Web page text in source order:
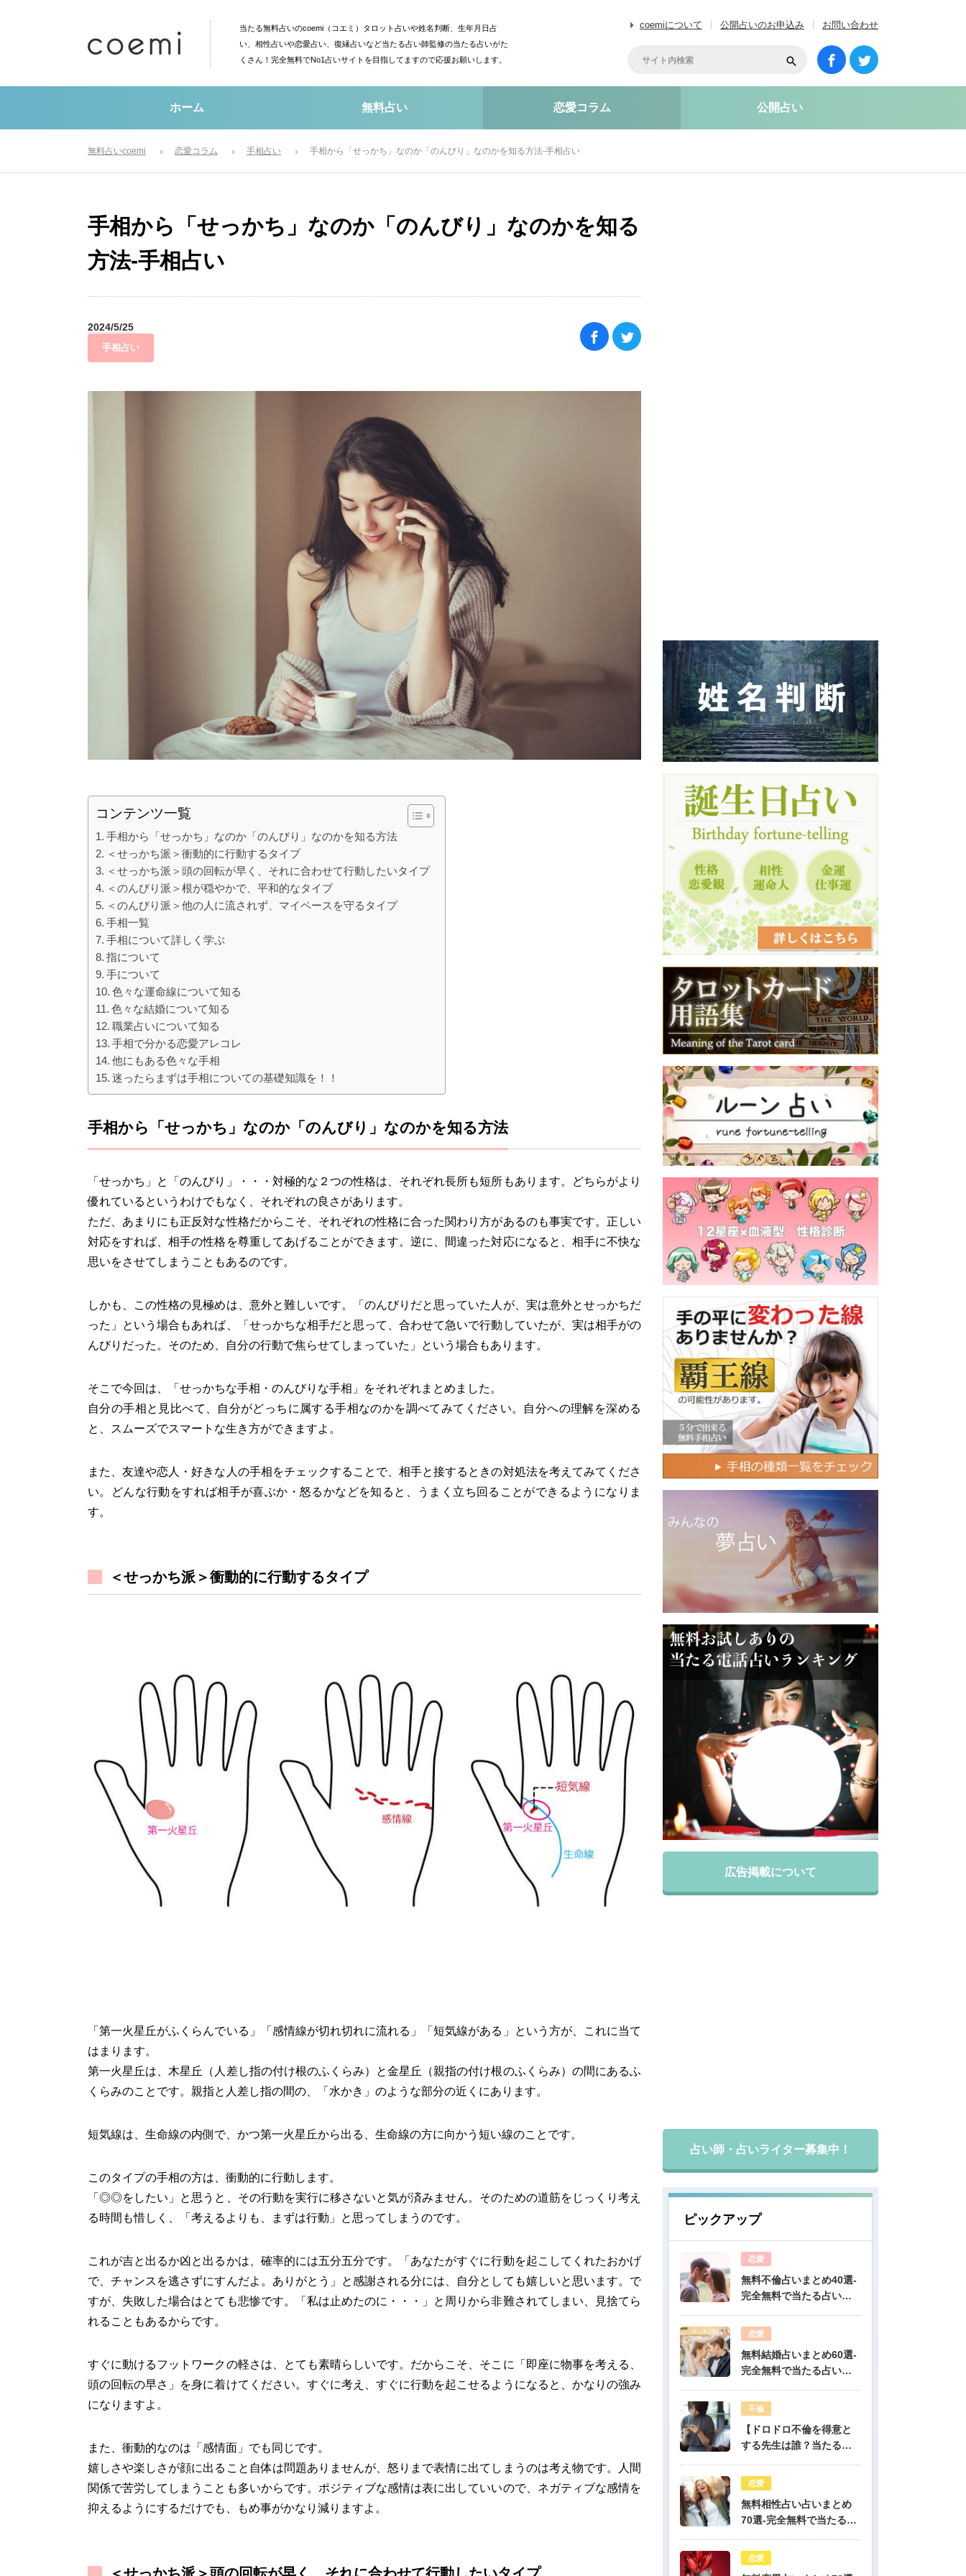
当たる無料占いのcoemi（コエミ）タロット占いや姓名判断、生年月日占
い、相性占いや恋愛占い、復縁占いなど当たる占い師監修の当たる占いがた
くさん！完全無料でNo1占いサイトを目指してますので応援お願いします。
coemiについて 公開占いのお申込み お問い合わせ
ホーム 無料占い 恋愛コラム 公開占い
無料占いcoemi 恋愛コラム 手相占い 手相から「せっかち」なのか「のんびり」なのかを知る方法-手相占い
手相から「せっかち」なのか「のんびり」なのかを知る
方法-手相占い
2024/5/25
手相占い
コンテンツ一覧
手相から「せっかち」なのか「のんびり」なのかを知る方法
＜せっかち派＞衝動的に行動するタイプ
＜せっかち派＞頭の回転が早く、それに合わせて行動したいタイプ
＜のんびり派＞根が穏やかで、平和的なタイプ
＜のんびり派＞他の人に流されず、マイペースを守るタイプ
手相一覧
手相について詳しく学ぶ
指について
手について
色々な運命線について知る
色々な結婚について知る
職業占いについて知る
手相で分かる恋愛アレコレ
他にもある色々な手相
迷ったらまずは手相についての基礎知識を！！
手相から「せっかち」なのか「のんびり」なのかを知る方法
「せっかち」と「のんびり」・・・対極的な２つの性格は、それぞれ長所も短所もあります。どちらがより
優れているというわけでもなく、それぞれの良さがあります。
ただ、あまりにも正反対な性格だからこそ、それぞれの性格に合った関わり方があるのも事実です。正しい
対応をすれば、相手の性格を尊重してあげることができます。逆に、間違った対応になると、相手に不快な
思いをさせてしまうこともあるのです。
しかも、この性格の見極めは、意外と難しいです。「のんびりだと思っていた人が、実は意外とせっかちだ
った」という場合もあれば、「せっかちな相手だと思って、合わせて急いで行動していたが、実は相手がの
んびりだった。そのため、自分の行動で焦らせてしまっていた」という場合もあります。
そこで今回は、「せっかちな手相・のんびりな手相」をそれぞれまとめました。
自分の手相と見比べて、自分がどっちに属する手相なのかを調べてみてください。自分への理解を深める
と、スムーズでスマートな生き方ができますよ。
また、友達や恋人・好きな人の手相をチェックすることで、相手と接するときの対処法を考えてみてくださ
い。どんな行動をすれば相手が喜ぶか・怒るかなどを知ると、うまく立ち回ることができるようになりま
す。
＜せっかち派＞衝動的に行動するタイプ
「第一火星丘がふくらんでいる」「感情線が切れ切れに流れる」「短気線がある」という方が、これに当て
はまります。
第一火星丘は、木星丘（人差し指の付け根のふくらみ）と金星丘（親指の付け根のふくらみ）の間にあるふ
くらみのことです。親指と人差し指の間の、「水かき」のような部分の近くにあります。
短気線は、生命線の内側で、かつ第一火星丘から出る、生命線の方に向かう短い線のことです。
このタイプの手相の方は、衝動的に行動します。
「◎◎をしたい」と思うと、その行動を実行に移さないと気が済みません。そのための道筋をじっくり考え
る時間も惜しく、「考えるよりも、まずは行動」と思ってしまうのです。
これが吉と出るか凶と出るかは、確率的には五分五分です。「あなたがすぐに行動を起こしてくれたおかげ
で、チャンスを逃さずにすんだよ。ありがとう」と感謝される分には、自分としても嬉しいと思います。で
すが、失敗した場合はとても悲惨です。「私は止めたのに・・・」と周りから非難されてしまい、見捨てら
れることもあるからです。
すぐに動けるフットワークの軽さは、とても素晴らしいです。だからこそ、そこに「即座に物事を考える、
頭の回転の早さ」を身に着けてください。すぐに考え、すぐに行動を起こせるようになると、かなりの強み
になりますよ。
また、衝動的なのは「感情面」でも同じです。
嬉しさや楽しさが顔に出ること自体は問題ありませんが、怒りまで表情に出てしまうのは考え物です。人間
関係で苦労してしまうことも多いからです。ポジティブな感情は表に出していいので、ネガティブな感情を
抑えるようにするだけでも、もめ事がかなり減りますよ。
広告掲載について
占い師・占いライター募集中！
ピックアップ
恋愛
無料不倫占いまとめ40選-
完全無料で当たる占いだ
恋愛
無料結婚占いまとめ60選-
完全無料で当たる占いだ
不倫
【ドロドロ不倫を得意と
する先生は誰？当たる電
恋愛
無料相性占い占いまとめ
70選-完全無料で当たる占
恋愛